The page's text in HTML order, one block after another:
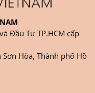
Đầu Tư TP.HCM cấp
Sơn Hòa, Thành phố Hồ